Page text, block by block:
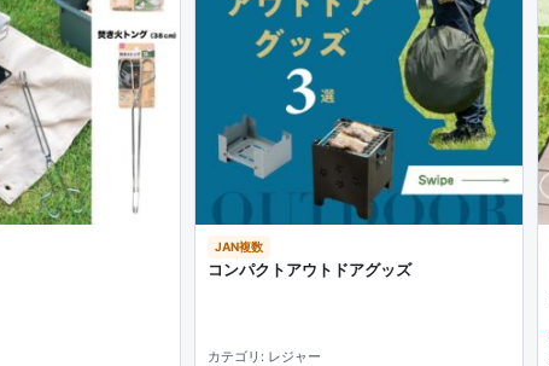
JAN複数
コンパクトアウトドアグッズ
カテゴリ: レジャー